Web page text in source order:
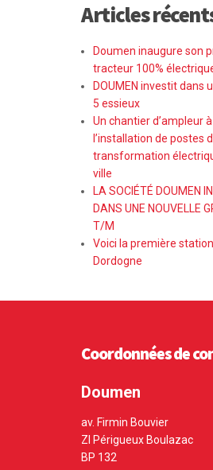
Articles
Doumen inaugure son
tracteur 100%
DOUMEN investit dans
5 essieux
Un chantier d’ampleur
l’installation de postes
transformation
ville
LA SOCIÉTÉ DOUMEN
DANS UNE NOUVELLE
T/M
Voici la première
Dordogne
Coordonnées de
Doumen
av. Firmin Bouvier
ZI Périgueux Boulazac
BP 132